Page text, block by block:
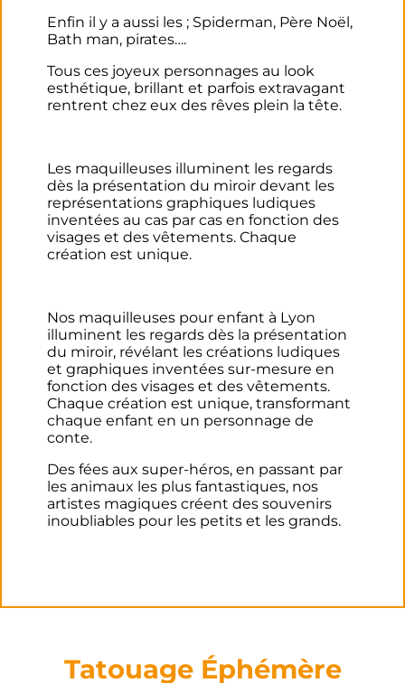
Enfin il y a aussi les ; Spiderman, Père Noël,
Bath man, pirates….
Tous ces joyeux personnages au look
esthétique, brillant et parfois extravagant
rentrent chez eux des rêves plein la tête.
Les maquilleuses illuminent les regards
dès la présentation du miroir devant les
représentations graphiques ludiques
inventées au cas par cas en fonction des
visages et des vêtements. Chaque
création est unique.
Nos maquilleuses pour enfant à Lyon
illuminent les regards dès la présentation
du miroir, révélant les créations ludiques
et graphiques inventées sur-mesure en
fonction des visages et des vêtements.
Chaque création est unique, transformant
chaque enfant en un personnage de
conte.
Des fées aux super-héros, en passant par
les animaux les plus fantastiques, nos
artistes magiques créent des souvenirs
inoubliables pour les petits et les grands.
Tatouage Éphémère